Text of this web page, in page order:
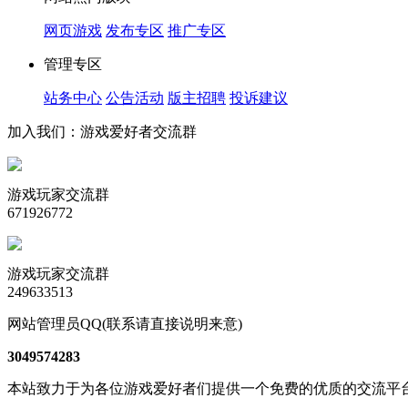
网页游戏 发布专区 推广专区
管理专区
站务中心 公告活动 版主招聘 投诉建议
加入我们：游戏爱好者交流群
游戏玩家交流群
671926772
游戏玩家交流群
249633513
网站管理员QQ(联系请直接说明来意)
3049574283
本站致力于为各位游戏爱好者们提供一个免费的优质的交流平